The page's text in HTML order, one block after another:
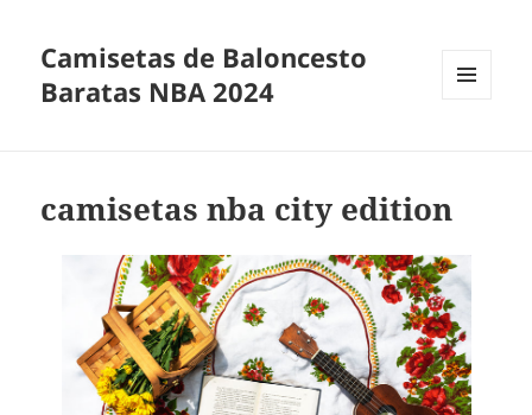
Camisetas de Baloncesto
Baratas NBA 2024
camisetas nba city edition